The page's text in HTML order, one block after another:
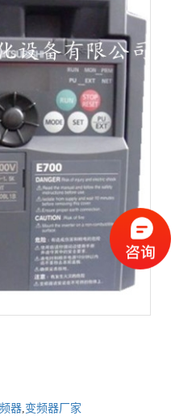
器,变频器厂家